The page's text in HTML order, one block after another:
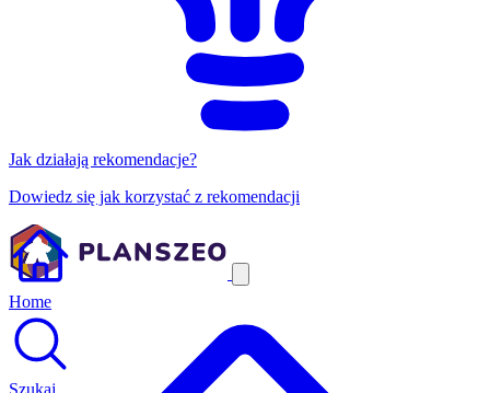
Jak działają rekomendacje?
Dowiedz się jak korzystać z rekomendacji
Home
Szukaj